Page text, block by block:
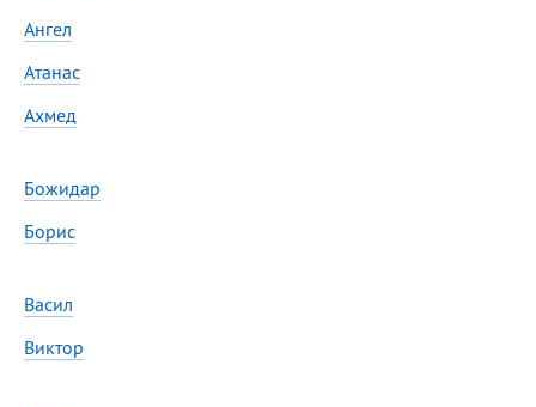
Ангел
Атанас
Ахмед
Божидар
Борис
Васил
Виктор